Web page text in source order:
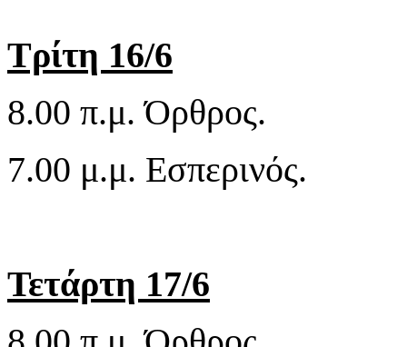
Τρίτη 16/6
8.00 π.μ. Όρθρος.
7.00 μ.μ. Εσπερινός.
Τετάρτη 17/6